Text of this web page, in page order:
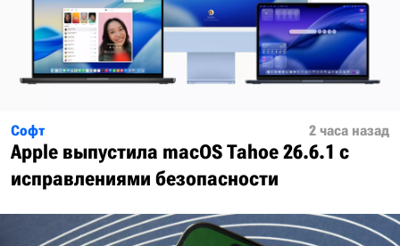
Софт 2 часа назад
Apple выпустила macOS Tahoe 26.6.1 с
исправлениями безопасности